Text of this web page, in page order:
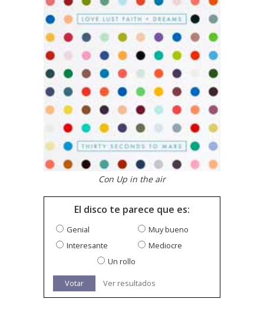
Con Up in the air
El disco te parece que es:
Genial
Muy bueno
Interesante
Mediocre
Un rollo
Votar Ver resultados